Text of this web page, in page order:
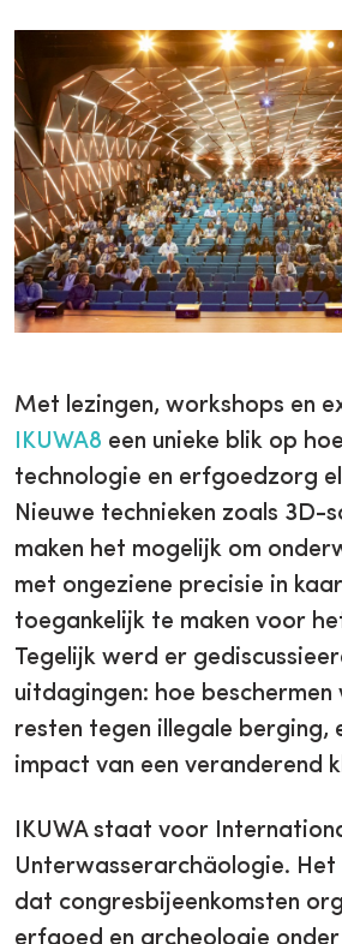
Met lezingen, workshops en
IKUWA8 een unieke blik op
technologie en erfgoedzorg
Nieuwe technieken zoals 3D-
maken het mogelijk om
met ongeziene precisie in
toegankelijk te maken voor
Tegelijk werd er
uitdagingen: hoe
resten tegen illegale berging,
impact van een veranderend
IKUWA staat voor
Unterwasserarchäologie. Het
dat congresbijeenkomsten
erfgoed en archeologie